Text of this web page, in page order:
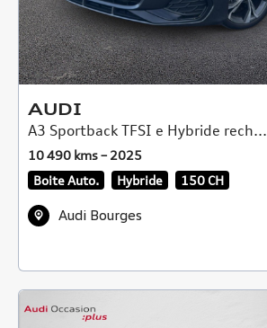
AUDI
A3 Sportback TFSI e Hybride rech...
10 490 kms – 2025
Boite Auto.
Hybride 150 CH
Audi Bourges